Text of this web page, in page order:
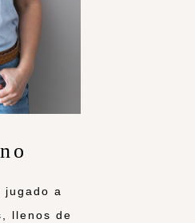
jugado a
llenos de